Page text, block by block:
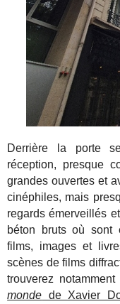
Derrière la porte
réception, presque
grandes ouvertes et
cinéphiles, mais
regards émerveillés
béton bruts où sont
films, images et
scènes de films
trouverez
monde de Xavier